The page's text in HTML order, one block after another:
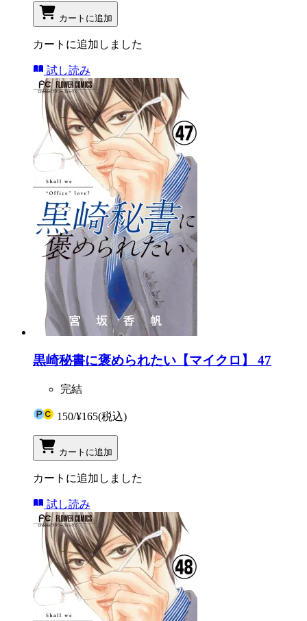
カートに追加
カートに追加しました
試し読み
黒崎秘書に褒められたい【マイクロ】 47
完結
150/¥165(税込)
カートに追加
カートに追加しました
試し読み